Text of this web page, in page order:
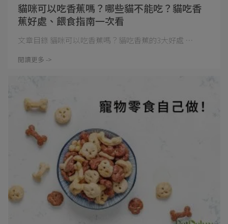
貓咪可以吃香蕉嗎？哪些貓不能吃？貓吃香
蕉好處、餵食指南一次看
文章目錄 貓咪可以吃香蕉嗎？貓吃香蕉的3大好處 ⋯
閱讀更多 ->